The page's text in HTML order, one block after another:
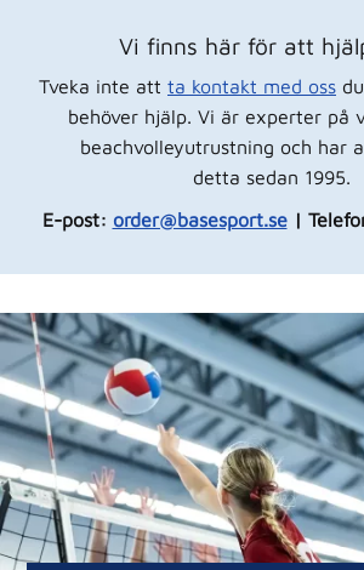
Vi finns här för att
Tveka inte att ta kontakt med oss
behöver hjälp. Vi är experter på
beachvolleyutrustning och har
detta sedan 1995.
E-post: order@basesport.se|